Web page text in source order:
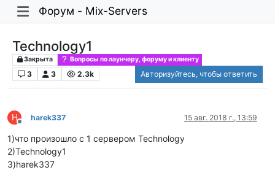
Форум - Mix-Servers
Technology1
Закрыта Вопросы по лаунчеру, форуму и клиенту
3 3 2.3k Авторизуйтесь, чтобы ответить
H
Не в сети
harek337 15 авг. 2018 г., 13:59
1)что произошло с 1 сервером Technology
2)Technology1
3)harek337